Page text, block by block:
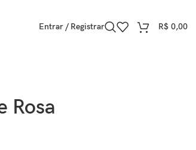
Entrar / Registrar R$ 0,00
Rosa